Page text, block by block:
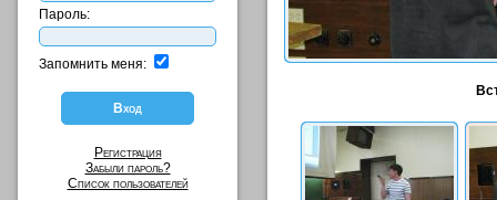
Пароль:
Запомнить меня:
Регистрация
Забыли пароль?
Список пользователей